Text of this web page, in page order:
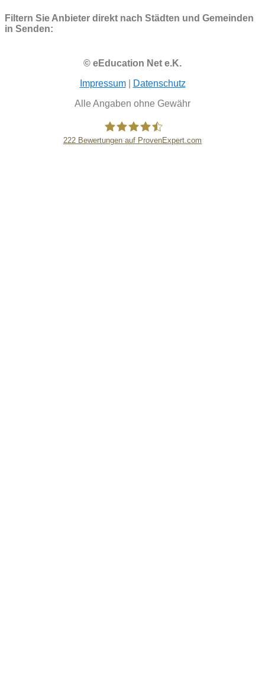
Filtern Sie Anbieter direkt nach Städten und Gemeinden
in Senden:
© eEducation Net e.K.
Impressum|
Datenschutz
Alle Angaben ohne Gewähr
222 Bewertungen auf ProvenExpert.com